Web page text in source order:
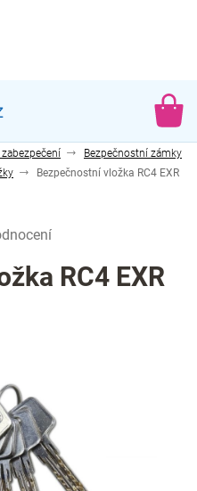
Bezpečnostní zámky
Bezpečnostní vložka RC4 EXR
RC4 EXR